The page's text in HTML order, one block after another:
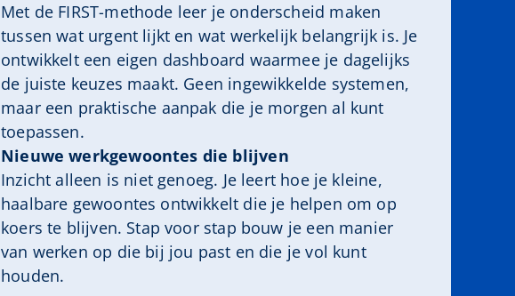
Met de FIRST-methode leer je onderscheid maken
tussen wat urgent lijkt en wat werkelijk belangrijk is. Je
ontwikkelt een eigen dashboard waarmee je dagelijks
de juiste keuzes maakt. Geen ingewikkelde systemen,
maar een praktische aanpak die je morgen al kunt
toepassen.
Nieuwe werkgewoontes die blijven
Inzicht alleen is niet genoeg. Je leert hoe je kleine,
haalbare gewoontes ontwikkelt die je helpen om op
koers te blijven. Stap voor stap bouw je een manier
van werken op die bij jou past en die je vol kunt
houden.